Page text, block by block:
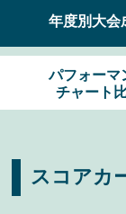
年度別大会
パフォーマ
チャート
スコアカ